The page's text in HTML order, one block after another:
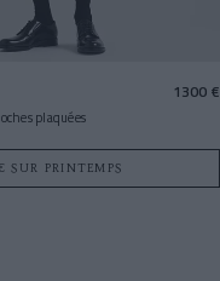
1300 €
plaquées
SUR PRINTEMPS